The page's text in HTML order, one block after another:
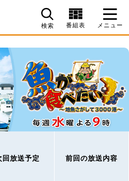
検索 番組表 メニュー
回放送予定 前回の放送内容